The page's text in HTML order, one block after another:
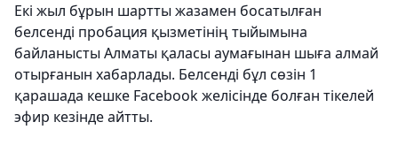
Екі жыл бұрын шартты жазамен босатылған
белсенді пробация қызметінің тыйымына
байланысты Алматы қаласы аумағынан шыға алмай
отырғанын хабарлады. Белсенді бұл сөзін 1
қарашада кешке Facebook желісінде болған тікелей
эфир кезінде айтты.